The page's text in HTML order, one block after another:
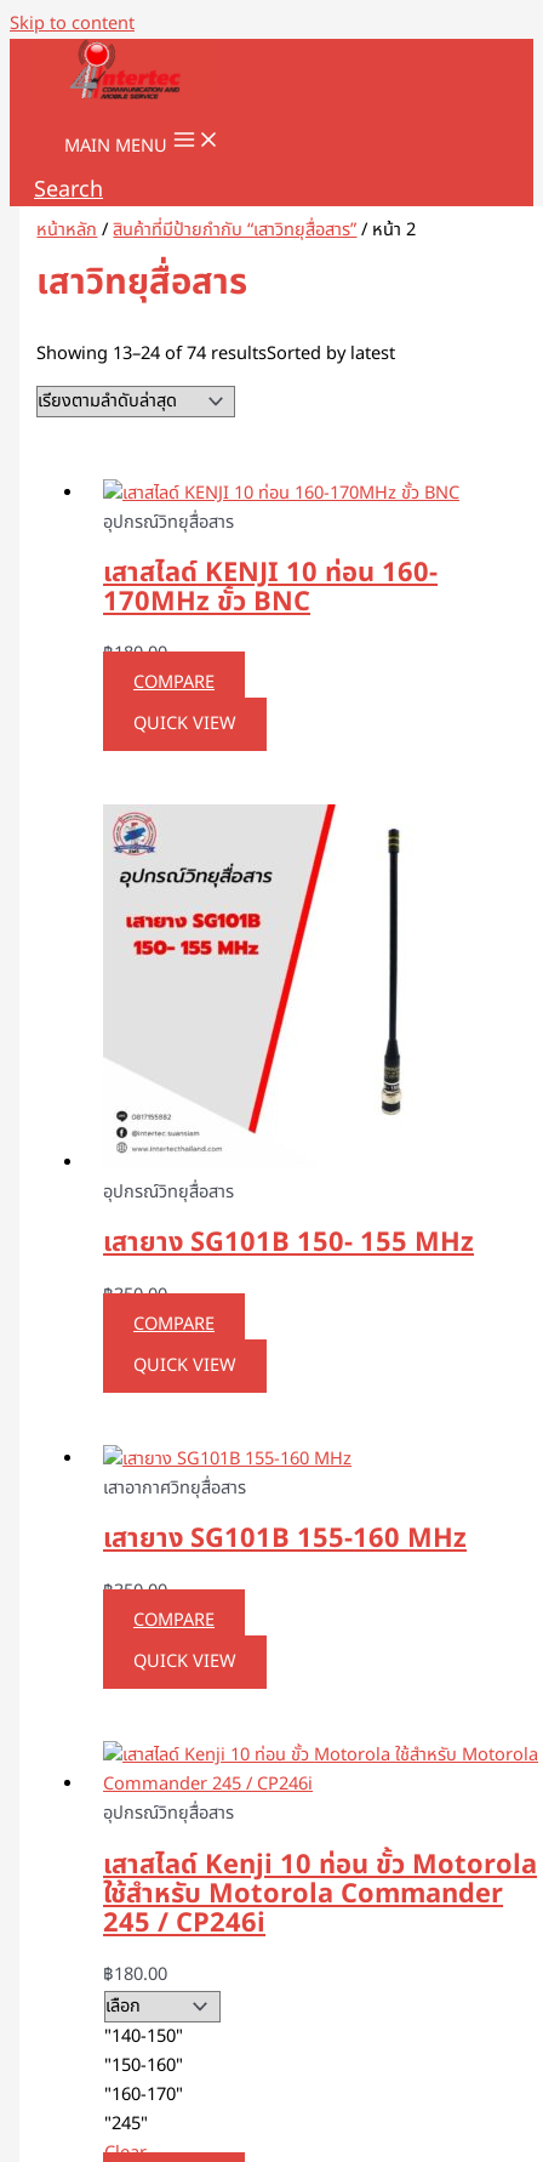
Skip to content
MAIN MENU
Search
หน้าหลัก/สินค้าที่มีป้ายกำกับ “เสาวิทยุสื่อสาร”/ หน้า 2
เสาวิทยุสื่อสาร
Showing 13–24 of 74 resultsSorted by latest
อุปกรณ์วิทยุสื่อสาร
เสาสไลด์ KENJI 10 ท่อน 160-
170MHz ขั้ว BNC
฿180.00
COMPARE
QUICK VIEW
อุปกรณ์วิทยุสื่อสาร
เสายาง SG101B 150- 155 MHz
฿350.00
COMPARE
QUICK VIEW
เสาอากาศวิทยุสื่อสาร
เสายาง SG101B 155-160 MHz
฿350.00
COMPARE
QUICK VIEW
อุปกรณ์วิทยุสื่อสาร
เสาสไลด์ Kenji 10 ท่อน ขั้ว Motorola
ใช้สำหรับ Motorola Commander
245 / CP246i
฿180.00
"140-150"
"150-160"
"160-170"
"245"
Clear